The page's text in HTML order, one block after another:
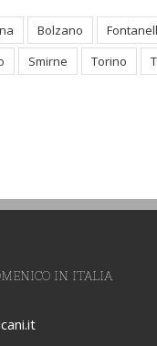
Bolzano
Smirne Torino
IN ITALIA